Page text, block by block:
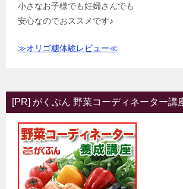
小さなお子様でも妊婦さんでも
安心なのでおススメです♪
≫オリゴ糖体験レビュー≪
[PR] がくぶん 野菜コーディネーター講